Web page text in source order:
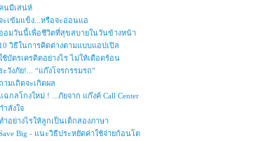
นมีเสน่ห์
ะเข้มแข็ง...หรือจะอ่อนแอ
อมวันนี้เพื่อชีวิตที่สุขสบายในวันข้างหน้า
วิธีในการคิดต่างตามแบบแอปเปิล
ช้บัตรเครดิตอย่างไร ไม่ให้เดือดร้อน
ะวังภัย!... “แก๊งโจรกรรมรถ”
ามเถิดจะเกิดผล
ฉกลโกงใหม่ ! ...ภัยจาก แก๊งค์ Call Center
ำลังใจ
ำอย่างไรให้ลูกเป็นเด็กสองภาษา
Big - แนะวิธีประหยัดค่าใช้จ่ายก้อนโต